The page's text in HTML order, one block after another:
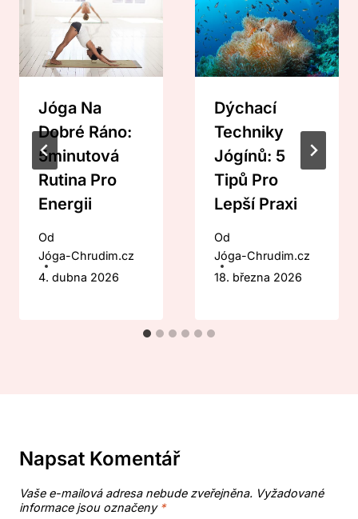
Jóga Na
Dobré Ráno:
5minutová
Rutina Pro
Energii
Od
Jóga-Chrudim.cz
4. dubna 2026
Dýchací
Techniky
Jógínů: 5
Tipů Pro
Lepší Praxi
Od
Jóga-Chrudim.cz
18. března 2026
Napsat Komentář
Vaše e-mailová adresa nebude zveřejněna. Vyžadované
informace jsou označeny *